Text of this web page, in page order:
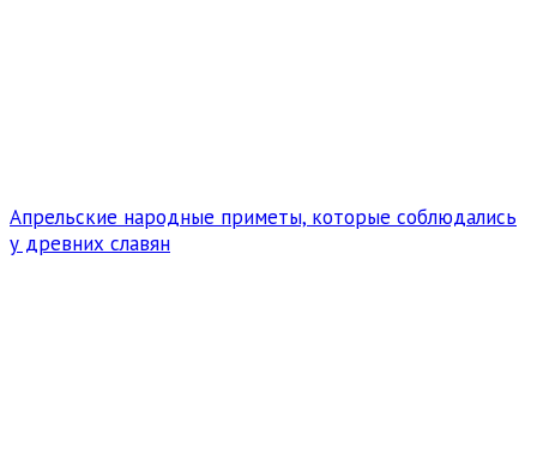
Апрельские народные приметы, которые соблюдались
у древних славян